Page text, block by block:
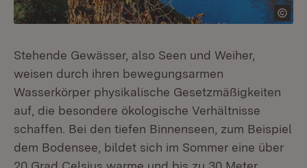
Stehende Gewässer, also Seen und Weiher,
weisen durch ihren bewegungsarmen
Wasserkörper physikalische Gesetzmäßigkeiten
auf, die besondere ökologische Verhältnisse
schaffen. Bei den tiefen Binnenseen, zum Beispiel
dem Bodensee, bildet sich im Sommer eine über